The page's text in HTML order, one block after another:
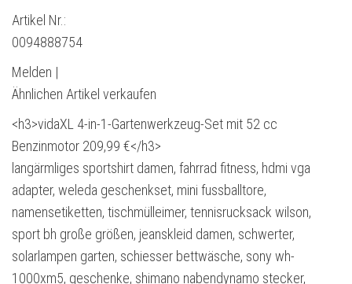
Artikel Nr.:
0094888754
Melden |
Ähnlichen Artikel verkaufen
<h3>vidaXL 4-in-1-Gartenwerkzeug-Set mit 52 cc
Benzinmotor 209,99 €</h3>
langärmliges sportshirt damen, fahrrad fitness, hdmi vga
adapter, weleda geschenkset, mini fussballtore,
namensetiketten, tischmülleimer, tennisrucksack wilson,
sport bh große größen, jeanskleid damen, schwerter,
solarlampen garten, schiesser bettwäsche, sony wh-
1000xm5, geschenke, shimano nabendynamo stecker,